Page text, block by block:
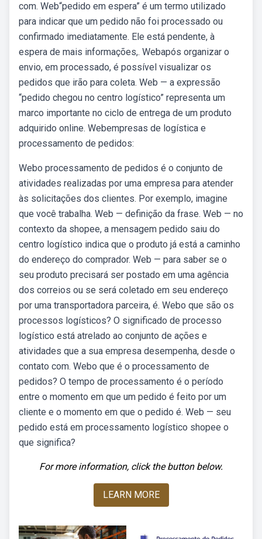
com. Web“pedido em espera” é um termo utilizado
para indicar que um pedido não foi processado ou
confirmado imediatamente. Ele está pendente, à
espera de mais informações,. Webapós organizar o
envio, em processado, é possível visualizar os
pedidos que irão para coleta. Web — a expressão
“pedido chegou no centro logístico” representa um
marco importante no ciclo de entrega de um produto
adquirido online. Webempresas de logística e
processamento de pedidos:
Webo processamento de pedidos é o conjunto de
atividades realizadas por uma empresa para atender
às solicitações dos clientes. Por exemplo, imagine
que você trabalha. Web — definição da frase. Web — no
contexto da shopee, a mensagem pedido saiu do
centro logístico indica que o produto já está a caminho
do endereço do comprador. Web — para saber se o
seu produto precisará ser postado em uma agência
dos correios ou se será coletado em seu endereço
por uma transportadora parceira, é. Webo que são os
processos logísticos? O significado de processo
logístico está atrelado ao conjunto de ações e
atividades que a sua empresa desempenha, desde o
contato com. Webo que é o processamento de
pedidos? O tempo de processamento é o período
entre o momento em que um pedido é feito por um
cliente e o momento em que o pedido é. Web — seu
pedido está em processamento logístico shopee o
que significa?
For more information, click the button below.
LEARN MORE